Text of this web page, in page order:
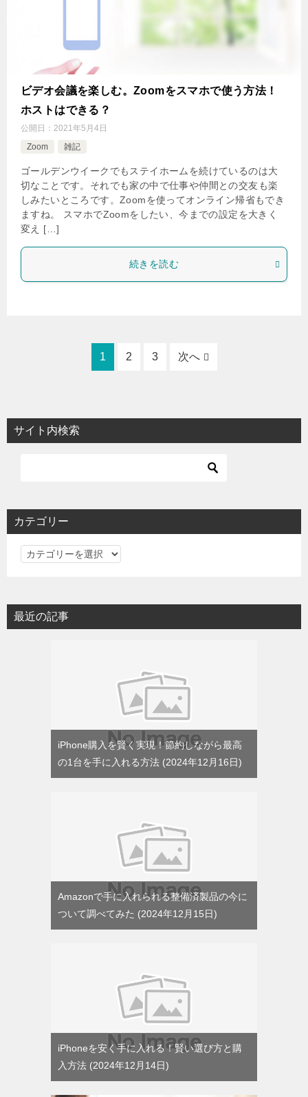
ビデオ会議を楽しむ。Zoomをスマホで使う方法！
ホストはできる？
公開日： 2021年5月4日
Zoom
雑記
ゴールデンウイークでもステイホームを続けているのは大
切なことです。それでも家の中で仕事や仲間との交友も楽
しみたいところです。Zoomを使ってオンライン帰省もでき
ますね。 スマホでZoomをしたい、今までの設定を大きく
変え […]
続きを読む
1 2 3 次へ
サイト内検索
カテゴリー
カ
リ
ー
最近の記事
iPhone購入を賢く実現！節約しながら最高
の1台を手に入れる方法
2024年12月16日
Amazonで手に入れられる整備済製品の今に
ついて調べてみた
2024年12月15日
iPhoneを安く手に入れる！賢い選び方と購
入方法
2024年12月14日